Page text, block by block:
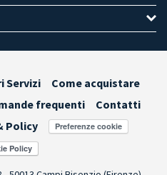
Servizi
Come acquistare
frequenti
Contatti
Policy Preferenze cookie